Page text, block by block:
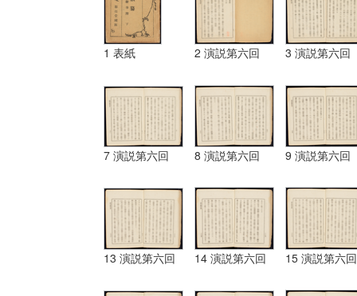
1 表紙 2 演説第六回 3 演説第六回
7 演説第六回 8 演説第六回 9 演説第六回
13 演説第六回 14 演説第六回 15 演説第六回